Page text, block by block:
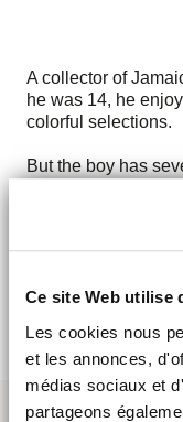
Ce site Web utilise
Les cookies nous
et les annonces,
médias sociaux et
partageons
A collector of
he was 14, he
colorful selections.
But the boy has
house, techno,
above all, he
efficient.
> Discover